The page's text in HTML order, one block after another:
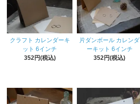
クラフト カレンダーキ
ット 6インチ
352円(税込)
片ダンボール カレンダ
ーキット 6インチ
352円(税込)